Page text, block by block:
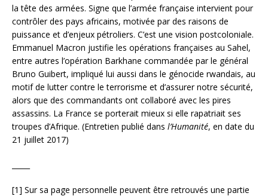
la tête des armées. Signe que l’armée française intervient pour
contrôler des pays africains, motivée par des raisons de
puissance et d’enjeux pétroliers. C’est une vision postcoloniale.
Emmanuel Macron justifie les opérations françaises au Sahel,
entre autres l’opération Barkhane commandée par le général
Bruno Guibert, impliqué lui aussi dans le génocide rwandais, au
motif de lutter contre le terrorisme et d’assurer notre sécurité,
alors que des commandants ont collaboré avec les pires
assassins. La France se porterait mieux si elle rapatriait ses
troupes d’Afrique. (Entretien publié dans l’Humanité, en date du
21 juillet 2017)
[1] Sur sa page personnelle peuvent être retrouvés une partie